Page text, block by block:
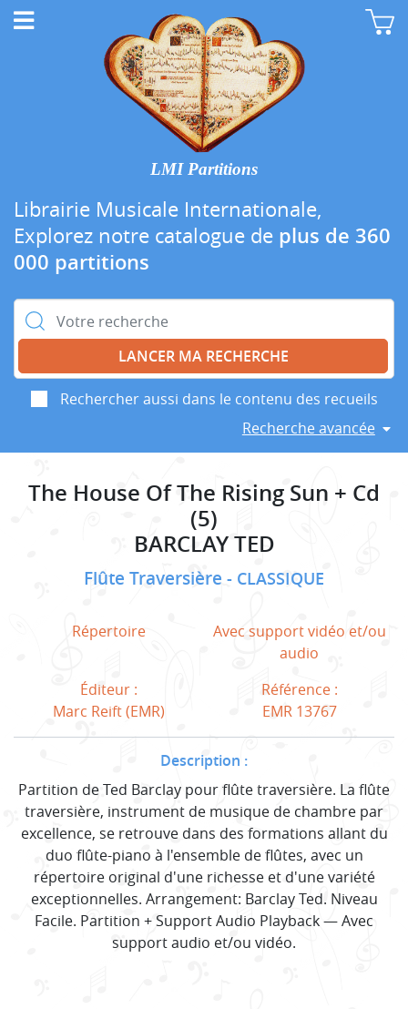
LMI Partitions
Librairie Musicale Internationale,
Explorez notre catalogue de plus de 360
000 partitions
Rechercher :
Rechercher aussi dans le contenu des recueils
Recherche avancée
The House Of The Rising Sun + Cd
(5)
BARCLAY TED
Flûte Traversière CLASSIQUE
Répertoire
Avec support vidéo et/ou
audio
Éditeur :
Marc Reift (EMR)
Référence :
EMR 13767
Description :
Partition de Ted Barclay pour flûte traversière. La flûte
traversière, instrument de musique de chambre par
excellence, se retrouve dans des formations allant du
duo flûte-piano à l'ensemble de flûtes, avec un
répertoire original d'une richesse et d'une variété
exceptionnelles. Arrangement: Barclay Ted. Niveau
Facile. Partition + Support Audio Playback — Avec
support audio et/ou vidéo.